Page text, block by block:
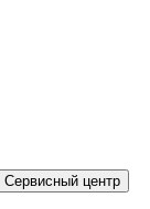
Сервисный центр